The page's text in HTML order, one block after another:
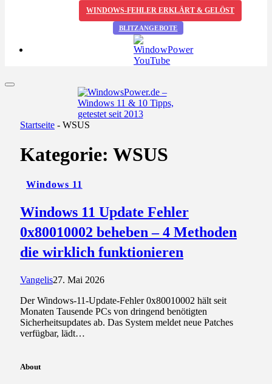
WINDOWS-FEHLER ERKLÄRT & GELÖST
BLITZANGEBOTE
Startseite - WSUS
Kategorie: WSUS
Windows 11
Windows 11 Update Fehler
0x80010002 beheben – 4 Methoden
die wirklich funktionieren
Vangelis27. Mai 2026
Der Windows-11-Update-Fehler 0x80010002 hält seit
Monaten Tausende PCs von dringend benötigten
Sicherheitsupdates ab. Das System meldet neue Patches
verfügbar, lädt…
About